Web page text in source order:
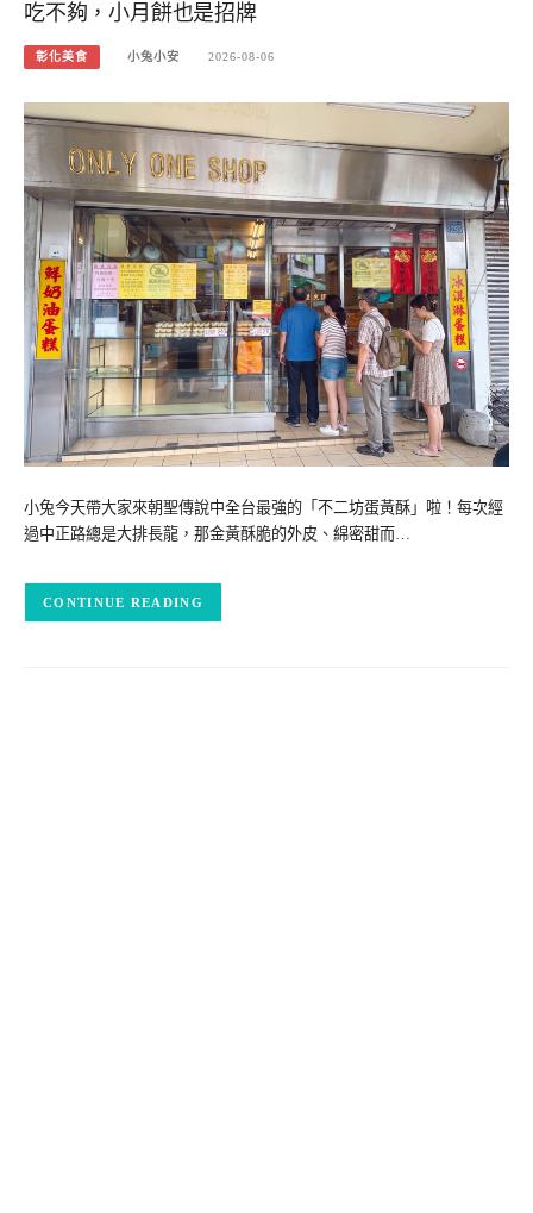
吃不夠，小月餅也是招牌
彰化美食 小兔小安 2026-08-06
小兔今天帶大家來朝聖傳說中全台最強的「不二坊蛋黃酥」啦！每次經
過中正路總是大排長龍，那金黃酥脆的外皮、綿密甜而…
CONTINUE READING